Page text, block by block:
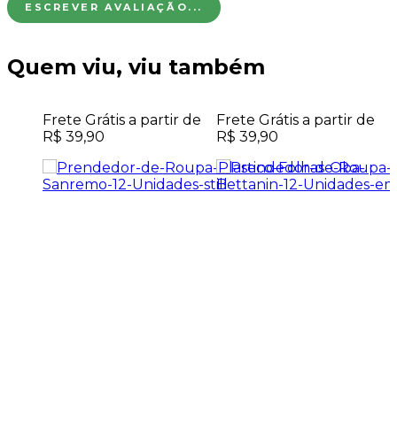
ESCREVER AVALIAÇÃO...
Quem viu, viu também
Frete Grátis a partir de
R$ 39,90
Frete Grátis a partir de
R$ 39,90